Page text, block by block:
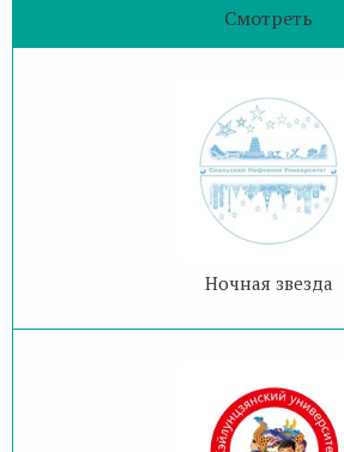
Смотреть
Ночная звезда